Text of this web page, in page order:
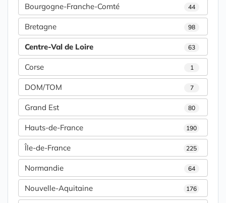
Bourgogne-Franche-Comté 44
Bretagne 98
Centre-Val de Loire 63
Corse 1
DOM/TOM 7
Grand Est 80
Hauts-de-France 190
Île-de-France 225
Normandie 64
Nouvelle-Aquitaine 176